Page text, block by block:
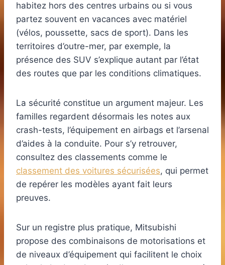
habitez hors des centres urbains ou si vous
partez souvent en vacances avec matériel
(vélos, poussette, sacs de sport). Dans les
territoires d’outre-mer, par exemple, la
présence des SUV s’explique autant par l’état
des routes que par les conditions climatiques.
La sécurité constitue un argument majeur. Les
familles regardent désormais les notes aux
crash-tests, l’équipement en airbags et l’arsenal
d’aides à la conduite. Pour s’y retrouver,
consultez des classements comme le
classement des voitures sécurisées, qui permet
de repérer les modèles ayant fait leurs
preuves.
Sur un registre plus pratique, Mitsubishi
propose des combinaisons de motorisations et
de niveaux d’équipement qui facilitent le choix